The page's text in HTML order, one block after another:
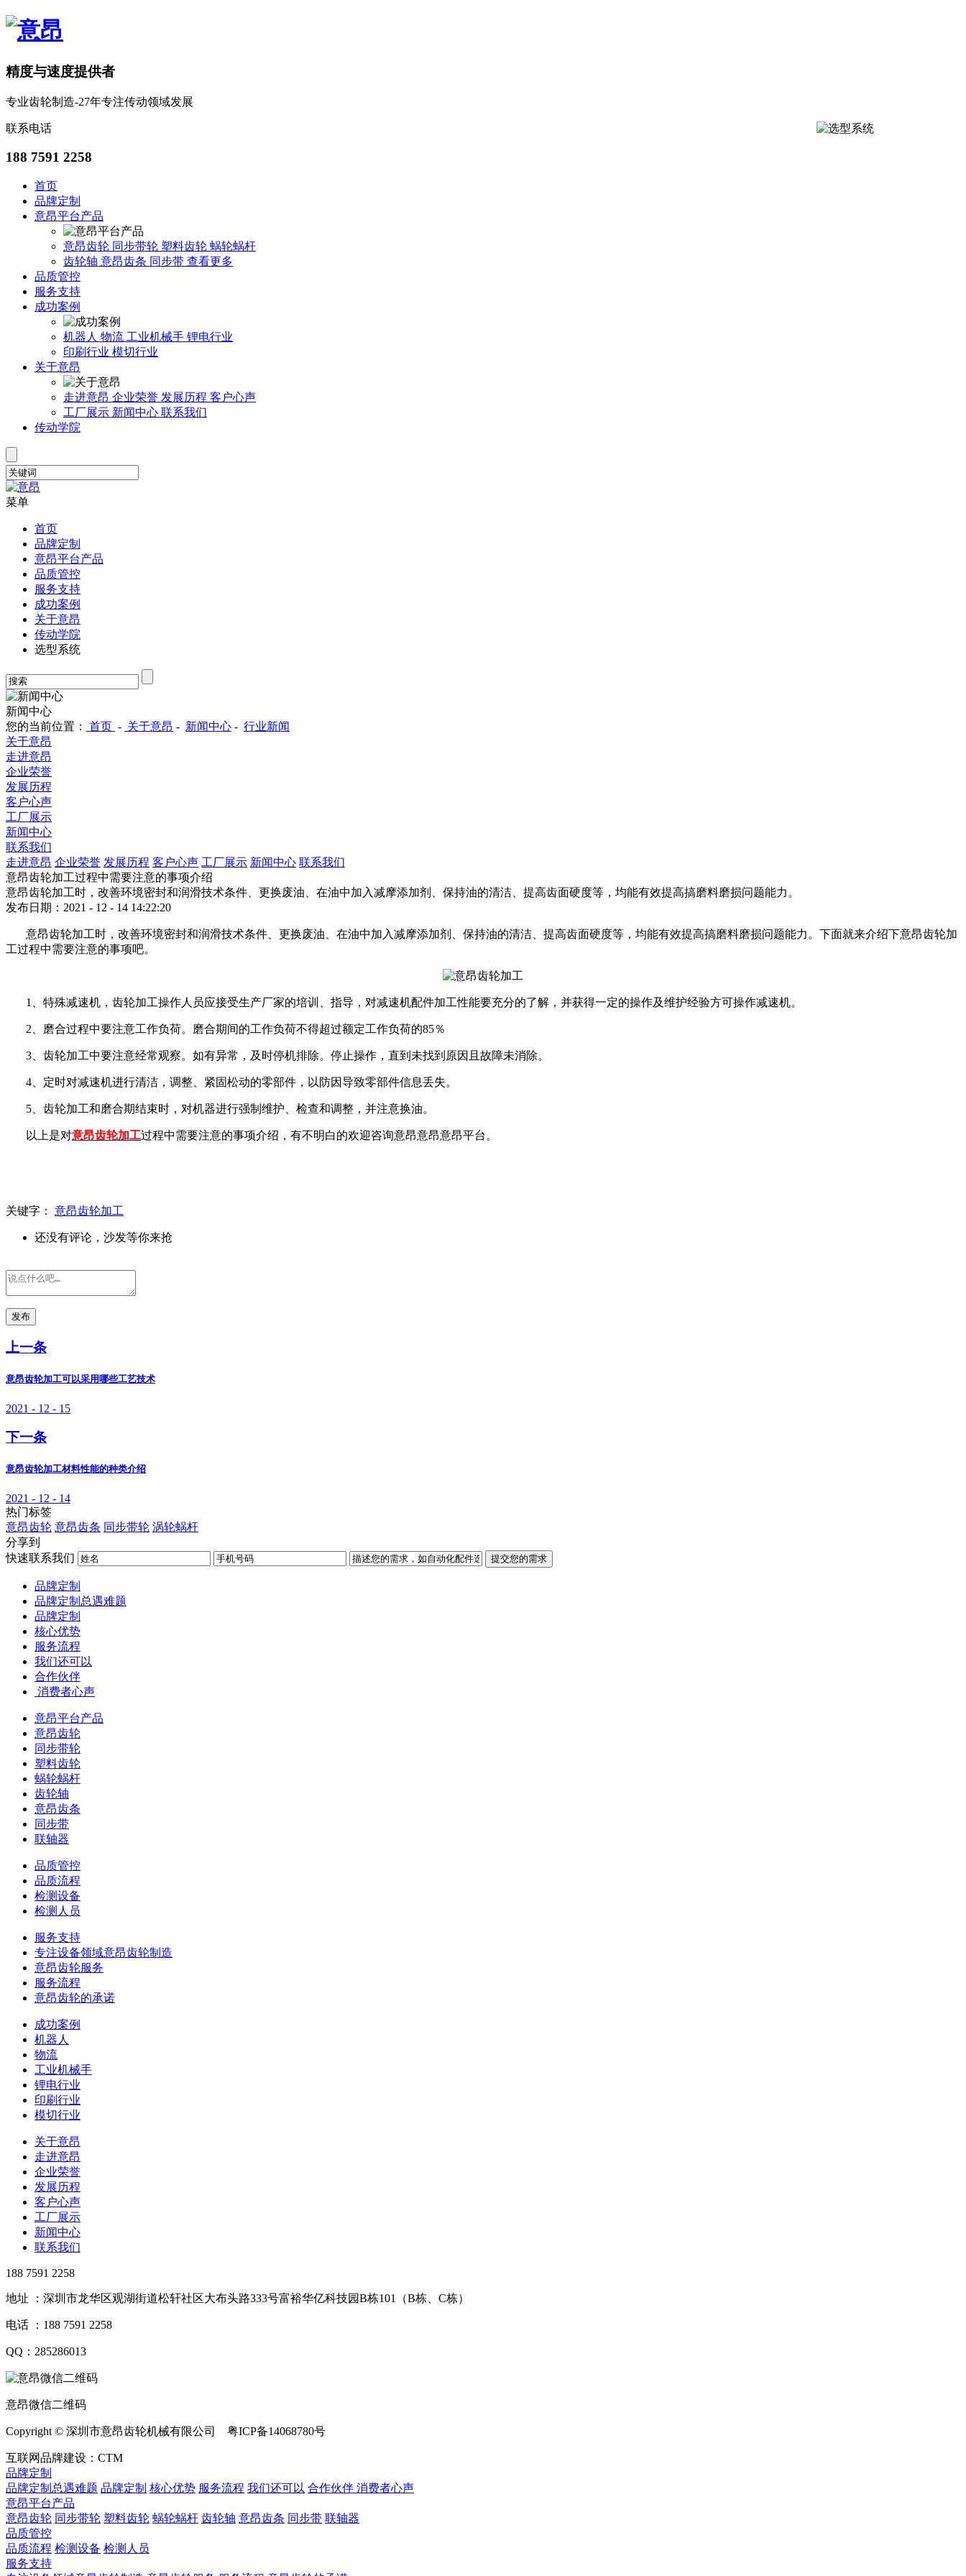
精度与速度提供者
专业齿轮制造-27年专注传动领域发展
联系电话
188 7591 2258
首页
品牌定制
意昂平台产品
意昂齿轮 同步带轮 塑料齿轮 蜗轮蜗杆
齿轮轴 意昂齿条 同步带 查看更多
品质管控
服务支持
成功案例
机器人 物流 工业机械手 锂电行业
印刷行业 模切行业
关于意昂
走进意昂 企业荣誉 发展历程 客户心声
工厂展示 新闻中心 联系我们
传动学院
菜单
首页
品牌定制
意昂平台产品
品质管控
服务支持
成功案例
关于意昂
传动学院
选型系统
新闻中心
您的当前位置：
首页 - 关于意昂 - 新闻中心 - 行业新闻
关于意昂
走进意昂
企业荣誉
发展历程
客户心声
工厂展示
新闻中心
联系我们
走进意昂 企业荣誉 发展历程 客户心声 工厂展示 新闻中心 联系我们
意昂齿轮加工过程中需要注意的事项介绍
意昂齿轮加工时，改善环境密封和润滑技术条件、更换废油、在油中加入减摩添加剂、保持油的清洁、提高齿面硬度等，均能有效提高搞磨料磨损问题能力。
发布日期：2021 - 12 - 14 14:22:20
意昂齿轮加工时，改善环境密封和润滑技术条件、更换废油、在油中加入减摩添加剂、保持油的清洁、提高齿面硬度等，均能有效提高搞磨料磨损问题能力。下面就来介绍下意昂齿轮加
工过程中需要注意的事项吧。
1、特殊减速机，齿轮加工操作人员应接受生产厂家的培训、指导，对减速机配件加工性能要充分的了解，并获得一定的操作及维护经验方可操作减速机。
2、磨合过程中要注意工作负荷。磨合期间的工作负荷不得超过额定工作负荷的85％
3、齿轮加工中要注意经常观察。如有异常，及时停机排除。停止操作，直到未找到原因且故障未消除。
4、定时对减速机进行清洁，调整、紧固松动的零部件，以防因导致零部件信息丢失。
5、齿轮加工和磨合期结束时，对机器进行强制维护、检查和调整，并注意换油。
以上是对意昂齿轮加工过程中需要注意的事项介绍，有不明白的欢迎咨询意昂意昂意昂平台。
关键字： 意昂齿轮加工
还没有评论，沙发等你来抢
发布
上一条
意昂齿轮加工可以采用哪些工艺技术
2021 - 12 - 15
下一条
意昂齿轮加工材料性能的种类介绍
2021 - 12 - 14
热门标签
意昂齿轮 意昂齿条 同步带轮 涡轮蜗杆
分享到
快速联系我们
提交您的需求
品牌定制
品牌定制总遇难题
品牌定制
核心优势
服务流程
我们还可以
合作伙伴
​ 消费者心声
意昂平台产品
意昂齿轮
同步带轮
塑料齿轮
蜗轮蜗杆
齿轮轴
意昂齿条
同步带
联轴器
品质管控
品质流程
检测设备
检测人员
服务支持
专注设备领域意昂齿轮制造
意昂齿轮服务
服务流程
意昂齿轮的承诺
成功案例
机器人
物流
工业机械手
锂电行业
印刷行业
模切行业
关于意昂
走进意昂
企业荣誉
发展历程
客户心声
工厂展示
新闻中心
联系我们
188 7591 2258
地址 ：深圳市龙华区观湖街道松轩社区大布头路333号富裕华亿科技园B栋101（B栋、C栋）
电话 ：188 7591 2258
QQ：285286013
意昂微信二维码
Copyright © 深圳市意昂齿轮机械有限公司 粤ICP备14068780号
互联网品牌建设：CTM
品牌定制
品牌定制总遇难题 品牌定制 核心优势 服务流程 我们还可以 合作伙伴 ​ 消费者心声
意昂平台产品
意昂齿轮 同步带轮 塑料齿轮 蜗轮蜗杆 齿轮轴 意昂齿条 同步带 联轴器
品质管控
品质流程 检测设备 检测人员
服务支持